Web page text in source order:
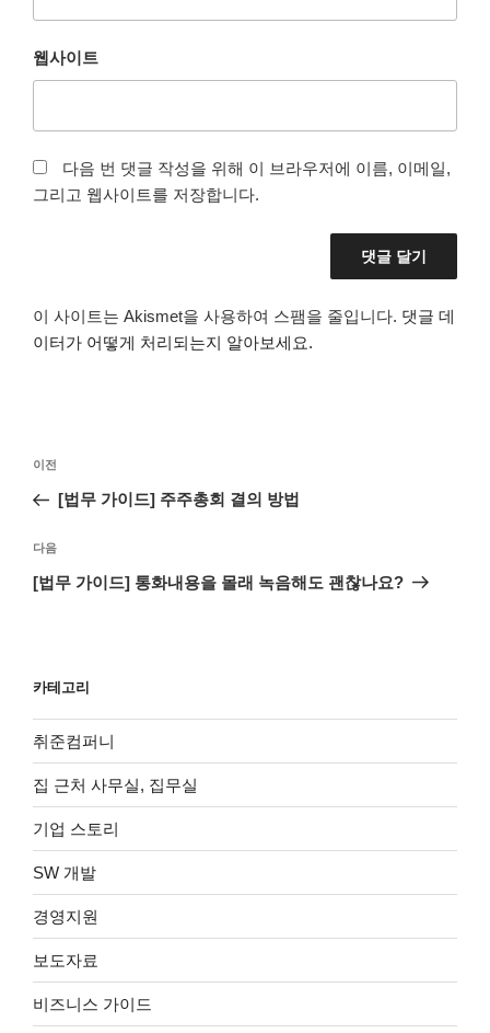
웹사이트
다음 번 댓글 작성을 위해 이 브라우저에 이름, 이메일,
그리고 웹사이트를 저장합니다.
이 사이트는 Akismet을 사용하여 스팸을 줄입니다. 댓글 데
이터가 어떻게 처리되는지 알아보세요.
색
이
전
이전
[법무 가이드] 주주총회 결의 방법
다
음
다음
[법무 가이드] 통화내용을 몰래 녹음해도 괜찮나요?
카테고리
취준컴퍼니
집 근처 사무실, 집무실
기업 스토리
SW 개발
경영지원
보도자료
비즈니스 가이드